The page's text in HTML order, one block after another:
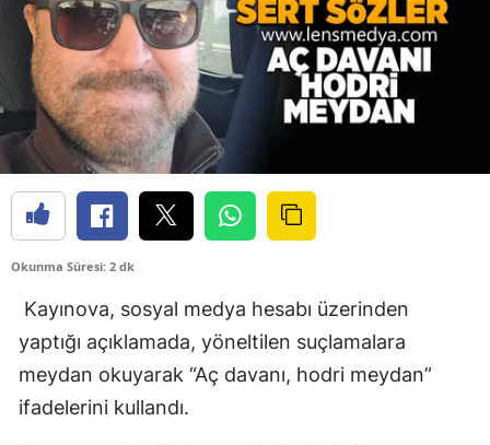
Okunma Süresi: 2 dk
Kayınova, sosyal medya hesabı üzerinden
yaptığı açıklamada, yöneltilen suçlamalara
meydan okuyarak “Aç davanı, hodri meydan”
ifadelerini kullandı.